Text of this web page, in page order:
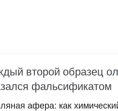
второй образец
фальсификатом
афера: как